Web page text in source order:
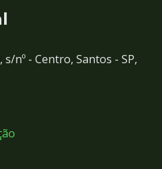
nº - Centro, Santos - SP,